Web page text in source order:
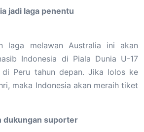
jadi laga penentu
laga melawan Australia ini akan
Indonesia di Piala Dunia U-17
Peru tahun depan. Jika lolos ke
maka Indonesia akan meraih tiket
dukungan suporter